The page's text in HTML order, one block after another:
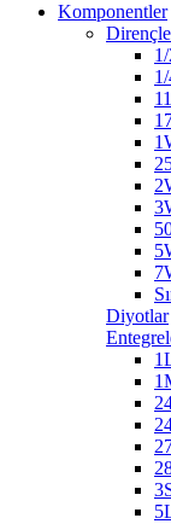
Komponentler
Diyotlar